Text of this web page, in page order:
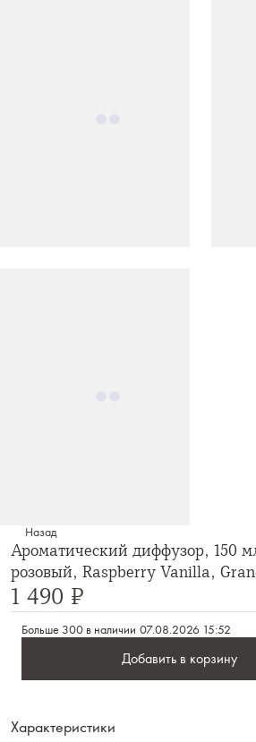
Назад
Ароматический диффузор, 150
розовый, Raspberry Vanilla,
1 490 ₽
Больше 300 в наличии 07.08.2026 15:52
Добавить в корзину
Характеристики